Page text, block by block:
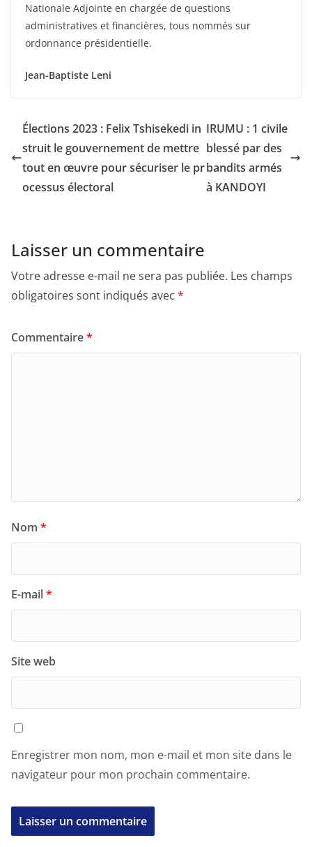
Nationale Adjointe en chargée de questions
administratives et financières, tous nommés sur
ordonnance présidentielle.
Jean-Baptiste Leni
Élections 2023 : Felix Tshisekedi in
struit le gouvernement de mettre
tout en œuvre pour sécuriser le pr
ocessus électoral
IRUMU : 1 civile
blessé par des
bandits armés
à KANDOYI
Laisser un commentaire
Votre adresse e-mail ne sera pas publiée. Les champs
obligatoires sont indiqués avec *
Commentaire*
Nom *
E-mail*
Site web
Enregistrer mon nom, mon e-mail et mon site dans le
navigateur pour mon prochain commentaire.